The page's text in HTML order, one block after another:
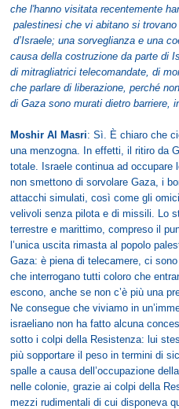
che l'hanno visitata recentemente
palestinesi che vi abitano si
d’Israele; una sorveglianza e una
causa della costruzione da parte di
di mitragliatrici telecomandate, di
che parlare di liberazione, perché
di Gaza sono murati dietro barriere,
Moshir Al Masri: Sì. È chiaro che
una menzogna. In effetti, il ritiro da
totale. Israele continua ad occupare
non smettono di sorvolare Gaza, i
attacchi simulati, così come gli
velivoli senza pilota e di missili. Lo
terrestre e marittimo, compreso il
l’unica uscita rimasta al popolo
Gaza: è piena di telecamere, ci
che interrogano tutti coloro che
escono, anche se non c’è più una
Ne consegue che viviamo in
israeliano non ha fatto alcuna
sotto i colpi della Resistenza: lui
più sopportare il peso in termini di
spalle a causa dell’occupazione
nelle colonie, grazie ai colpi della
mezzi rudimentali di cui disponeva